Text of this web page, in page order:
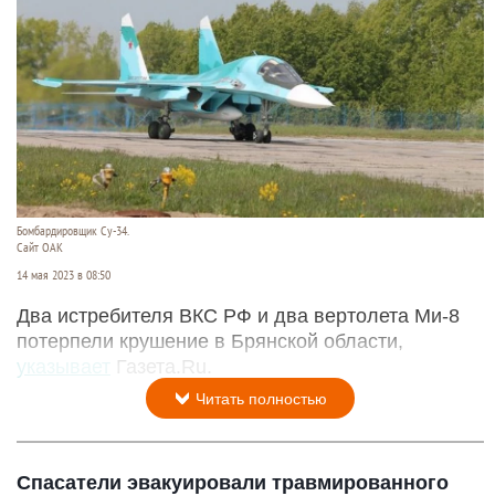
Бомбардировщик Су-34.
Сайт ОАК
14 мая 2023 в 08:50
Два истребителя ВКС РФ и два вертолета Ми-8
потерпели крушение в Брянской области,
указывает
Газета.Ru.
Читать полностью
Спасатели эвакуировали травмированного